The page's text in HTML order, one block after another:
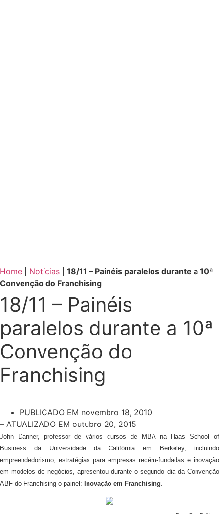
Home Notícias
18/11 – Painéis paralelos durante a 10ª
Convenção do Franchising
18/11 – Painéis
paralelos durante a 10ª
Convenção do
Franchising
PUBLICADO EM novembro 18, 2010
– ATUALIZADO EM outubro 20, 2015
John Danner, professor de vários cursos de MBA na Haas School of
Business da Universidade da Califórnia em Berkeley, incluindo
empreendedorismo, estratégias para empresas recém-fundadas e inovação
em modelos de negócios, apresentou durante o segundo dia da Convenção
ABF do Franchising o painel: Inovação em Franchising.